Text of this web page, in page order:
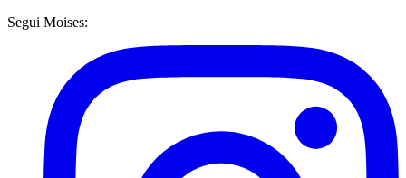
Segui Moises: